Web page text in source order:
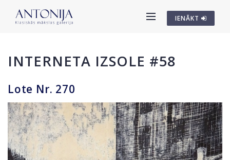
IENĀKT
INTERNETA IZSOLE #58
Lote Nr. 270